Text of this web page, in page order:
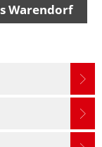
Warendorf